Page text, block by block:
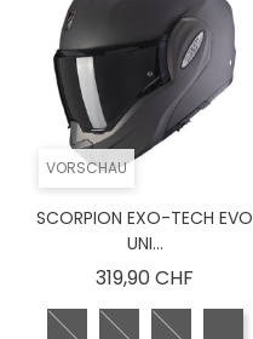
VORSCHAU
SCORPION EXO-TECH EVO
UNI...
319,90 CHF